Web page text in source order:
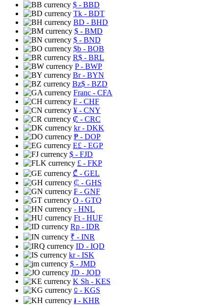
$ - BBD
Tk - BDT
BD - BHD
$ - BMD
$ - BND
$b - BOB
R$ - BRL
P- BWP
Br- BYN
Bz$ - BZD
Franc - CFA
₣ - CHF
¥ - CNY
₡ - CRC
kr- DKK
₱ - DOP
E£ - EGP
$ - FJD
£ - FKP
₾ - GEL
₵ - GHS
₣ - GNF
Q - GTQ
- HNL
Ft - HUF
Rp - IDR
₹ - INR
ID - IQD
kr- ISK
$ - JMD
JD - JOD
K Sh - KES
⃀ - KGS
៛ - KHR